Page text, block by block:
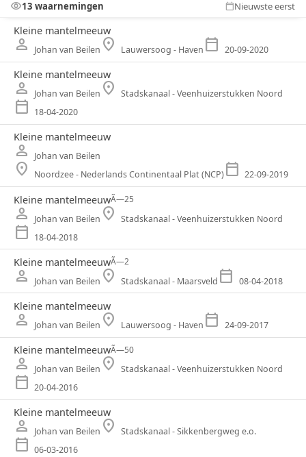
visibility13 waarnemingen calendar_todayNieuwste eerst
Kleine mantelmeeuw
person Johan van Beilen location_on Lauwersoog - Haven calendar_today 20-09-2020
Kleine mantelmeeuw
person Johan van Beilen location_on Stadskanaal - Veenhuizerstukken Noord
calendar_today 18-04-2020
Kleine mantelmeeuw
person Johan van Beilen
location_on Noordzee - Nederlands Continentaal Plat (NCP)calendar_today 22-09-2019
Kleine mantelmeeuwÃ—25
person Johan van Beilen location_on Stadskanaal - Veenhuizerstukken Noord
calendar_today 18-04-2018
Kleine mantelmeeuwÃ—2
person Johan van Beilen location_on Stadskanaal - Maarsveld calendar_today 08-04-2018
Kleine mantelmeeuw
person Johan van Beilen location_on Lauwersoog - Haven calendar_today 24-09-2017
Kleine mantelmeeuwÃ—50
person Johan van Beilen location_on Stadskanaal - Veenhuizerstukken Noord
calendar_today 20-04-2016
Kleine mantelmeeuw
person Johan van Beilen location_on Stadskanaal - Sikkenbergweg e.o.
calendar_today 06-03-2016